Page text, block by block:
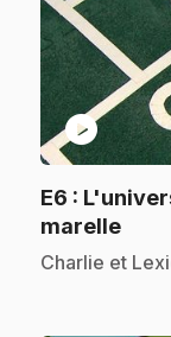
play_circle
E6 :
marelle.
.Charlie et